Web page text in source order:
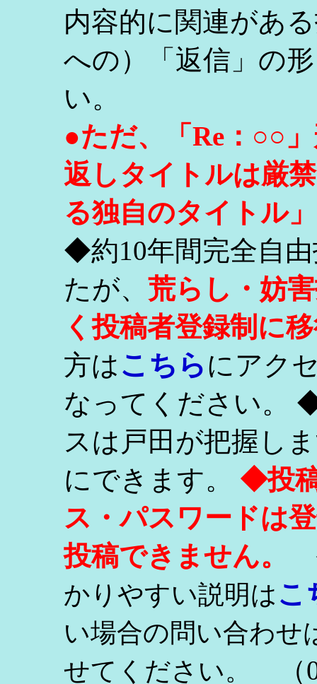
内容的に関連があ
への）「返信」の
い。
●ただ、「Re：○○
返しタイトルは厳
る独自のタイトル
◆約10年間完全自
たが、 荒らし・妨
く投稿者登録制に
方はこちらにアク
なってください。
スは戸田が把握し
にできます。 ◆投
ス・パスワードは
投稿できません。
かりやすい説明はこ
い場合の問い合わせ
せてください。
（